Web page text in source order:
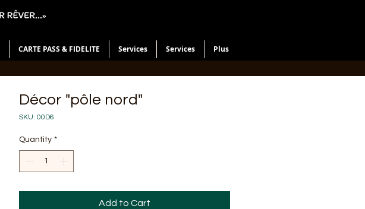
CARTE PASS & FIDELITE Services Services Plus
Décor "pôle nord"
SKU: 00D6
Quantity *
Add to Cart